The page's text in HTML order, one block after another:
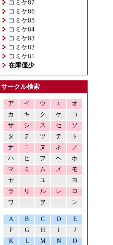
コミケ87
コミケ86
コミケ85
コミケ84
コミケ83
コミケ82
コミケ81
在庫僅少
サークル検索
ア イ ウ エ
オ
カ
キ ク ケ
コ
サ
シ ス セ
ソ
タ
チ ツ テ
ト
ナ
ニ ヌ ネ
ノ
ハ
ヒ フ ヘ
ホ
マ
ミ ム メ
モ
ヤ
ユ
ヨ
ラ
リ ル レ
ロ
ワ
ヲ ン
A B C D
E
F
G H I
J
K
L M N
O